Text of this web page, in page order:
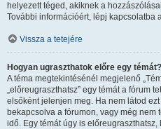
helyezett téged, akiknek a
További információért, lépj kapcsolatba
Vissza a tetejére
Hogyan ugraszthatok előre egy témát?
A téma megtekintésénél megjelenő
„előreugraszthatsz” egy témát a fórum
elsőként jelenjen meg. Ha nem látod
bekapcsolva a fórumon, vagy még
idő. Egy témát úgy is